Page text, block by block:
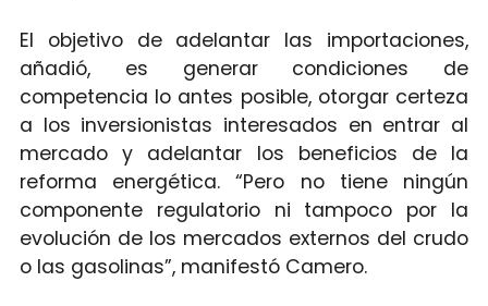
El objetivo de adelantar las importaciones,
añadió, es generar condiciones de
competencia lo antes posible, otorgar certeza
a los inversionistas interesados en entrar al
mercado y adelantar los beneficios de la
reforma energética. “Pero no tiene ningún
componente regulatorio ni tampoco por la
evolución de los mercados externos del crudo
o las gasolinas”, manifestó Camero.